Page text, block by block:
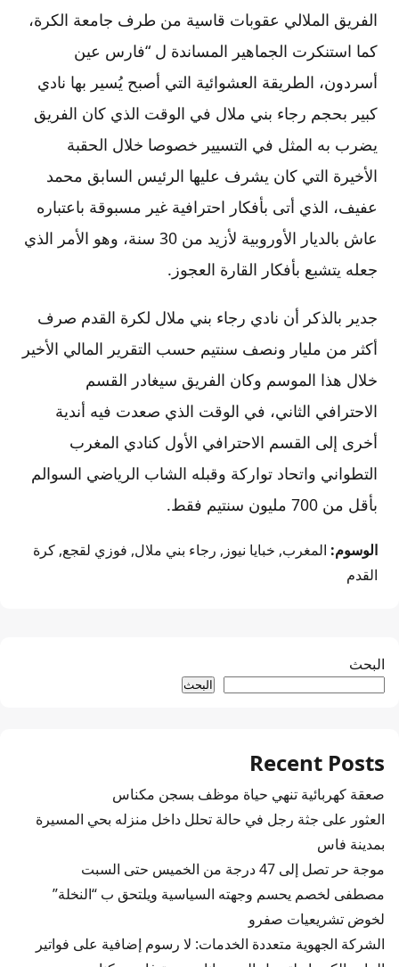
الفريق الملالي عقوبات قاسية من طرف جامعة الكرة،
كما استنكرت الجماهير المساندة ل “فارس عين
أسردون، الطريقة العشوائية التي أصبح يُسير بها نادي
كبير بحجم رجاء بني ملال في الوقت الذي كان الفريق
يضرب به المثل في التسيير خصوصا خلال الحقبة
الأخيرة التي كان يشرف عليها الرئيس السابق محمد
عفيف، الذي أتى بأفكار احترافية غير مسبوقة باعتباره
عاش بالديار الأوروبية لأزيد من 30 سنة، وهو الأمر الذي
جعله يتشبع بأفكار القارة العجوز.
جدير بالذكر أن نادي رجاء بني ملال لكرة القدم صرف
أكثر من مليار ونصف سنتيم حسب التقرير المالي الأخير
خلال هذا الموسم وكان الفريق سيغادر القسم
الاحترافي الثاني، في الوقت الذي صعدت فيه أندية
أخرى إلى القسم الاحترافي الأول كنادي المغرب
التطواني واتحاد تواركة وقبله الشاب الرياضي السوالم
بأقل من 700 مليون سنتيم فقط.
الوسوم: المغرب, خبايا نيوز , رجاء بني ملال, فوزي لقجع, كرة
القدم
البحث
البحث
Recent Posts
صعقة كهربائية تنهي حياة موظف بسجن مكناس
العثور على جثة رجل في حالة تحلل داخل منزله بحي المسيرة
بمدينة فاس
موجة حر تصل إلى 47 درجة من الخميس حتى السبت
مصطفى لخصم يحسم وجهته السياسية ويلتحق ب “النخلة”
لخوض تشريعيات صفرو
الشركة الجهوية متعددة الخدمات: لا رسوم إضافية على فواتير